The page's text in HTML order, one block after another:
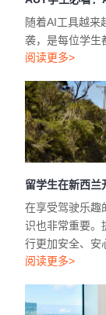
随着AI工具越来
袭，是每位学生
阅读更多>
留学生在新西兰
在享受驾驶乐趣
识也非常重要。
行更加安全、安
阅读更多>